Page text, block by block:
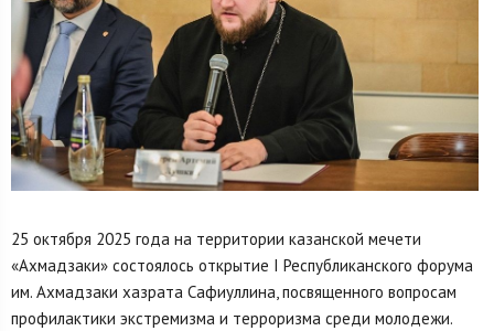
25 октября 2025 года на территории казанской мечети
«Ахмадзаки» состоялось открытие I Республиканского форума
им. Ахмадзаки хазрата Сафиуллина, посвященного вопросам
профилактики экстремизма и терроризма среди молодежи.